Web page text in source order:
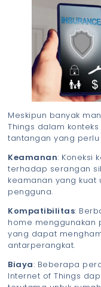
Meskipun banyak
Things dalam
tantangan yang
Keamanan: Koneksi
terhadap serangan
keamanan yang kuat
pengguna.
Kompatibilitas:
home menggunakan
yang dapat
antarperangkat.
Biaya: Beberapa
Internet of Things